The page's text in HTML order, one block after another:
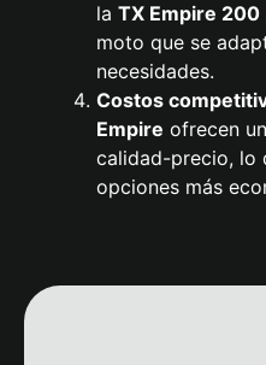
la TX Empire 200
moto que se
necesidades.
Costos
Empire ofrecen
calidad-precio, lo
opciones más